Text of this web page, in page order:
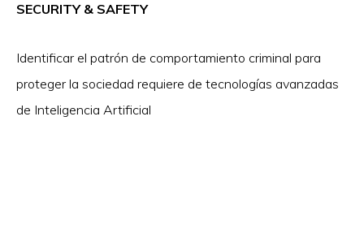
SECURITY & SAFETY
Identificar el patrón de comportamiento criminal para
proteger la sociedad requiere de tecnologías avanzadas
de Inteligencia Artificial